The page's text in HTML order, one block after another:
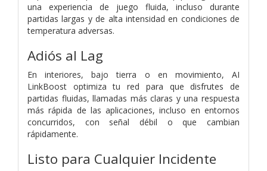
una experiencia de juego fluida, incluso durante
partidas largas y de alta intensidad en condiciones de
temperatura adversas.
Adiós al Lag
En interiores, bajo tierra o en movimiento, AI
LinkBoost optimiza tu red para que disfrutes de
partidas fluidas, llamadas más claras y una respuesta
más rápida de las aplicaciones, incluso en entornos
concurridos, con señal débil o que cambian
rápidamente.
Listo para Cualquier Incidente